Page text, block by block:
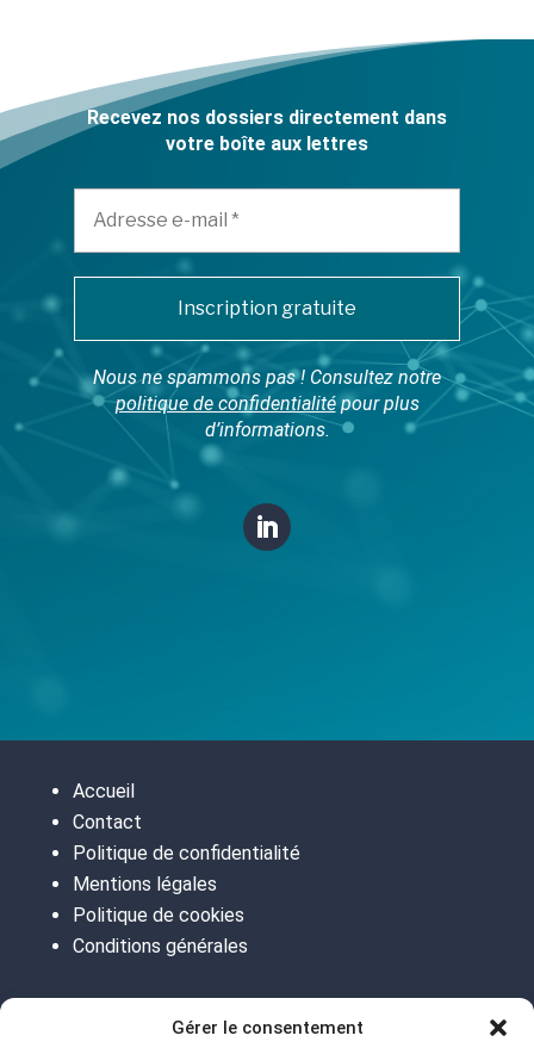
Gérer le consentement
Recevez nos dossiers directement dans
votre boîte aux lettres
Nous ne spammons pas ! Consultez notre
politique de confidentialitépour plus
d’informations.
Accueil
Contact
Politique de confidentialité
Mentions légales
Politique de cookies
Conditions générales